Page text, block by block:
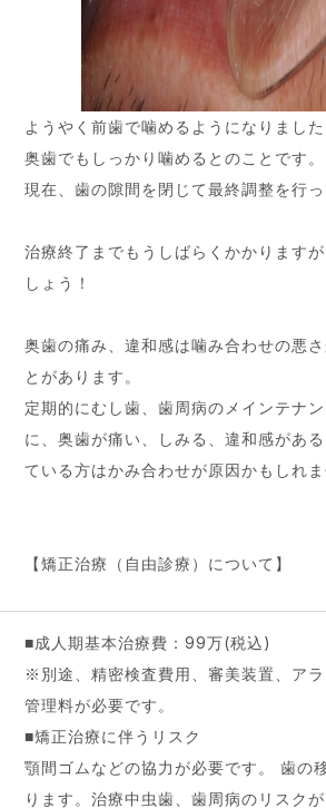
ようやく前歯で噛めるようになりました
奥歯でもしっかり噛めるとのことです。
現在、歯の隙間を閉じて最終調整を行っ
治療終了までもうしばらくかかります
しょう！
奥歯の痛み、違和感は噛み合わせの悪
とがあります。
定期的にむし歯、歯周病のメインテナ
に、奥歯が痛い、しみる、違和感があ
ている方はかみ合わせが原因かもしれま
【矯正治療（自由診療）について】
■成人期基本治療費：99万(税込)
※別途、精密検査費用、審美装置、アラ
管理料が必要です。
■矯正治療に伴うリスク
顎間ゴムなどの協力が必要です。 歯の
ります。治療中虫歯、歯周病のリスク